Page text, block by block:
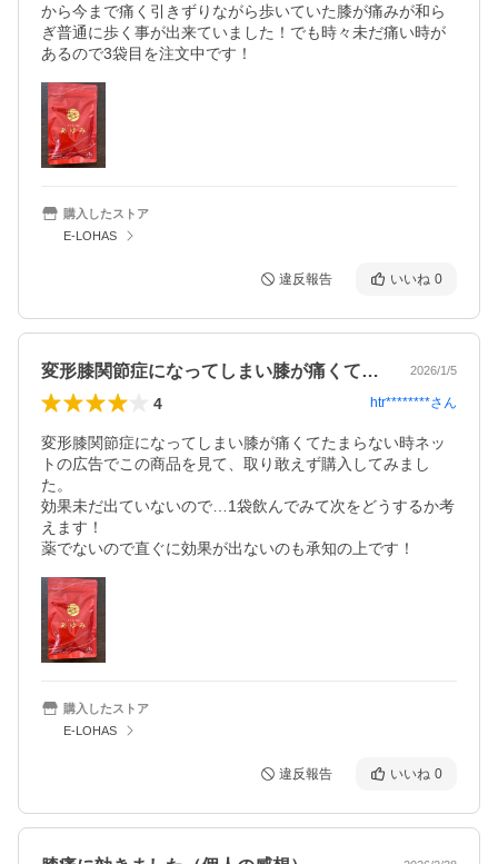
から今まで痛く引きずりながら歩いていた膝が痛みが和ら
ぎ普通に歩く事が出来ていました！でも時々未だ痛い時が
あるので3袋目を注文中です！
購入したストア
E-LOHAS
違反報告 いいね 0
変形膝関節症になってしまい膝が痛くてた… 2026/1/5
4 htr********さん
変形膝関節症になってしまい膝が痛くてたまらない時ネッ
トの広告でこの商品を見て、取り敢えず購入してみまし
た。
効果未だ出ていないので…1袋飲んでみて次をどうするか考
えます！
薬でないので直ぐに効果が出ないのも承知の上です！
購入したストア
E-LOHAS
違反報告 いいね 0